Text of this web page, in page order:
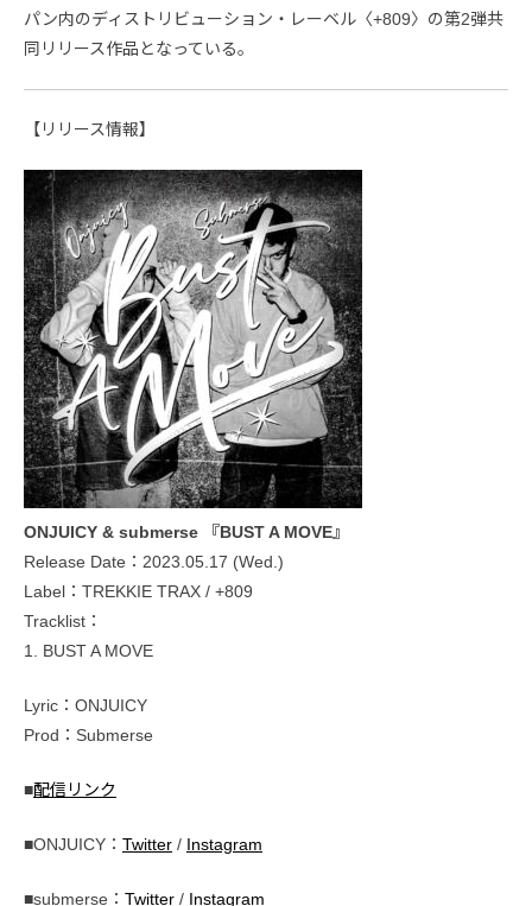
パン内のディストリビューション・レーベル〈+809〉の第2弾共
同リリース作品となっている。
【リリース情報】
ONJUICY & submerse 『BUST A MOVE』
Release Date：2023.05.17 (Wed.)
Label：TREKKIE TRAX / +809
Tracklist：
1. BUST A MOVE
Lyric：ONJUICY
Prod：Submerse
■配信リンク
■ONJUICY： Twitter / Instagram
■submerse： Twitter / Instagram